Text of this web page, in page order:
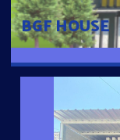
BGF HOUSE